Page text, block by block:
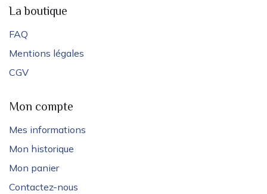
La boutique
FAQ
Mentions légales
CGV
Mon compte
Mes informations
Mon historique
Mon panier
Contactez-nous